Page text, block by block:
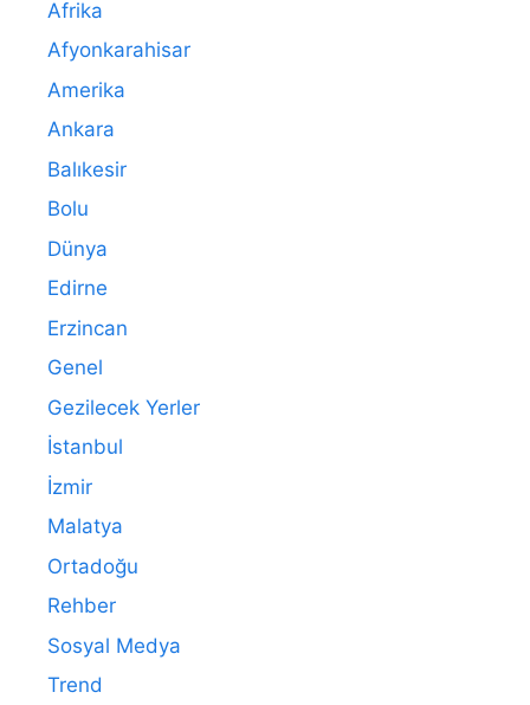
Afrika
Afyonkarahisar
Amerika
Ankara
Balıkesir
Bolu
Dünya
Edirne
Erzincan
Genel
Gezilecek Yerler
İstanbul
İzmir
Malatya
Ortadoğu
Rehber
Sosyal Medya
Trend